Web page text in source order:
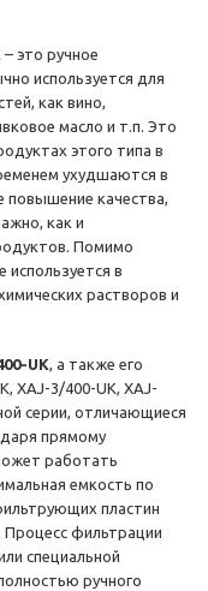
– это ручное
используется для
как вино,
масло и т.п. Это
этого типа в
ухудшаются в
повышение качества,
как и
Помимо
в
растворов и
UK, а также его
XAJ-3/400-UK, XAJ-
серии, отличающиеся
прямому
работать
емкость по
пластин
Процесс фильтрации
специальной
ручного